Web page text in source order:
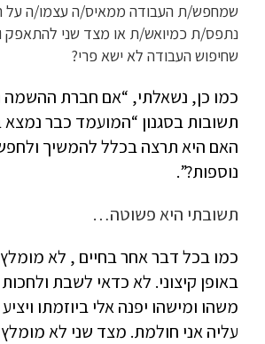
שמחפש/ת העבודה ממאיס/ה עצמו/ה על
נתפס/ת כמיואש/ת או מצד שני להתאפק
שחיפוש העבודה לא ישא פרי?
כמו כן, נשאלתי, “אם חברת ההשמה
תשובות בסגנון “המועמד כבר
האם היא תרצה בכלל להמשיך
נוספות?”.
תשובתי היא פשוטה…
כמו בכל דבר אחר בחיים , לא מומלץ
באופן קיצוני. לא כדאי לשבת
משהו ומישהו יפנה אלי ביוזמתו
עליה אני חולמת. מצד שני לא